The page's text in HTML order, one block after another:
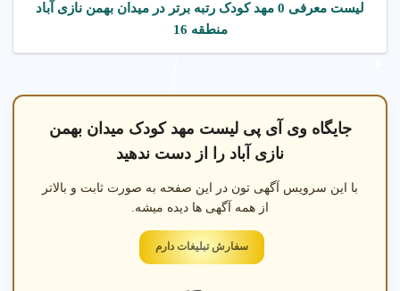
خدمات مهد کودک در میدان بهمن نازی آباد تهران
لیست معرفی 0 مهد کودک رتبه برتر در میدان بهمن نازی آباد
منطقه 16
جایگاه وی آی پی لیست مهد کودک میدان بهمن
نازی آباد را از دست ندهید
با این سرویس آگهی تون در این صفحه به صورت ثابت و بالاتر
از همه آگهی ها دیده میشه.
سفارش تبلیغات دارم